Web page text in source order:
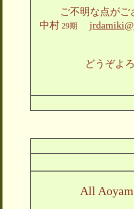
ご不明な点が
中村 29期
どうぞよ
All